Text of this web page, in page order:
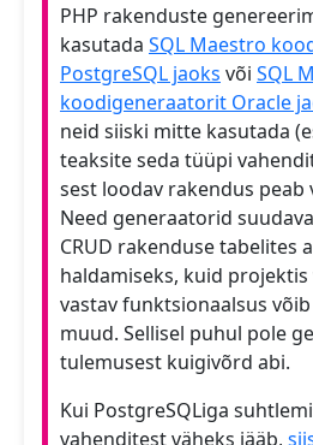
PHP rakenduste
kasutada SQL Maestro
PostgreSQL jaoks või SQL
koodigeneraatorit Oracle
neid siiski mitte kasutada
teaksite seda tüüpi
sest loodav rakendus
Need generaatorid
CRUD rakenduse tabelites
haldamiseks, kuid
vastav funktsionaalsus
muud. Sellisel puhul pole
tulemusest kuigivõrd abi.
Kui PostgreSQLiga
vahenditest väheks jääb,